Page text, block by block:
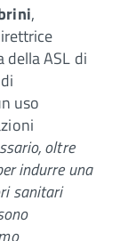
,
della ASL di
uso
oltre
indurre una
sanitari